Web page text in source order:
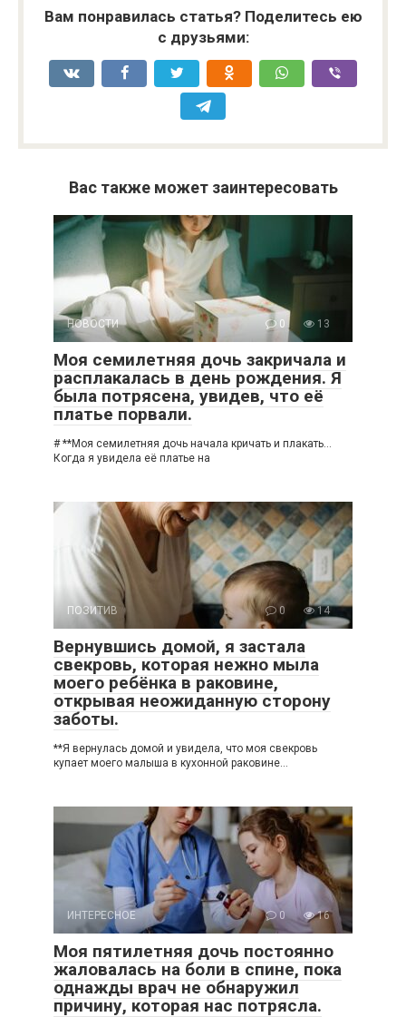
Вам понравилась статья? Поделитесь ею
с друзьями:
Вас также может заинтересовать
НОВОСТИ 0 13
Моя семилетняя дочь закричала и
расплакалась в день рождения. Я
была потрясена, увидев, что её
платье порвали.
# **Моя семилетняя дочь начала кричать и плакать…
Когда я увидела её платье на
ПОЗИТИВ 0 14
Вернувшись домой, я застала
свекровь, которая нежно мыла
моего ребёнка в раковине,
открывая неожиданную сторону
заботы.
**Я вернулась домой и увидела, что моя свекровь
купает моего малыша в кухонной раковине…
ИНТЕРЕСНОЕ 0 16
Моя пятилетняя дочь постоянно
жаловалась на боли в спине, пока
однажды врач не обнаружил
причину, которая нас потрясла.